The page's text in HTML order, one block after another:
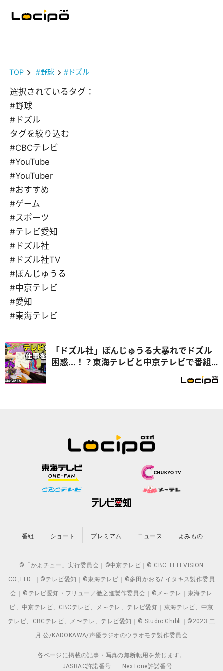
TOP #野球 #ドズル
選択されているタグ：
#野球
#ドズル
タグを絞り込む
#CBCテレビ
#YouTube
#YouTuber
#おすすめ
#ゲーム
#スポーツ
#テレビ愛知
#ドズル社
#ドズル社TV
#ぼんじゅうる
#中京テレビ
#愛知
#東海テレビ
「ドズル社」ぼんじゅうる大暴れでドズル
困惑...！？東海テレビと中京テレビで番組
番組 ショート プレミアム ニュース よみもの
©「かよチュー」実行委員会｜©中京テレビ｜© CBC TELEVISION
CO.,LTD. ｜©テレビ愛知｜©東海テレビ｜©多田かおる/ イタキス製作委員
会｜©テレビ愛知・フリュー／徹之進製作委員会｜©メ～テレ｜東海テレ
ビ、中京テレビ、CBCテレビ、メ～テレ、テレビ愛知｜東海テレビ、中京
テレビ、CBCテレビ、メ〜テレ、テレビ愛知｜© Studio Ghibli｜©2023 二
月 公/KADOKAWA/声優ラジオのウラオモテ製作委員会
各ページに掲載の記事・写真の無断転用を禁じます。
JASRAC許諾番号
NexTone許諾番号